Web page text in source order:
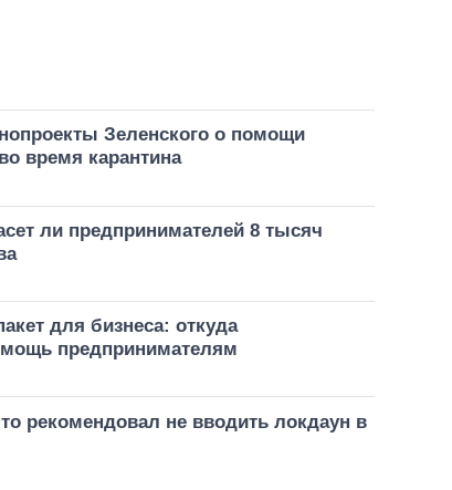
Зеленского о помощи
время карантина
ли предпринимателей 8 тысяч
для бизнеса: откуда
предпринимателям
рекомендовал не вводить локдаун в